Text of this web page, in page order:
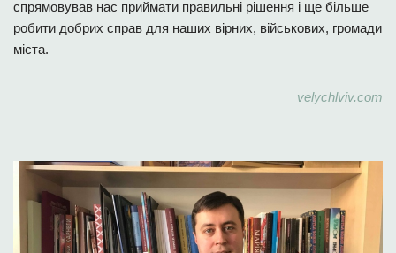
спрямовував нас приймати правильні рішення і ще більше
робити добрих справ для наших вірних, військових, громади
міста.
velychlviv.com